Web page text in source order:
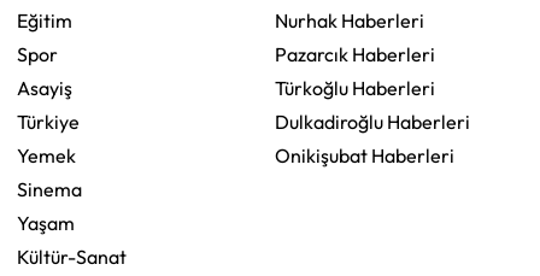
Eğitim
Spor
Asayiş
Türkiye
Yemek
Sinema
Yaşam
Kültür-Sanat
Nurhak Haberleri
Pazarcık Haberleri
Türkoğlu Haberleri
Dulkadiroğlu Haberleri
Onikişubat Haberleri